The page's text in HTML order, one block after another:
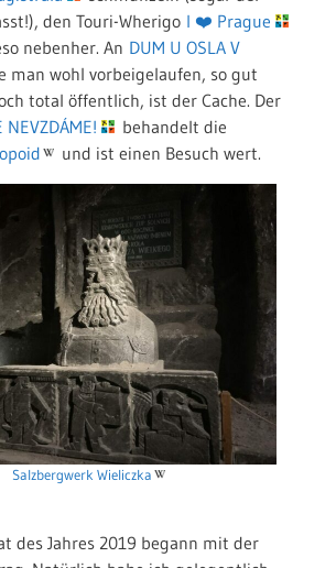
den Touri-Wherigo I ❤️ Prague
nebenher. An DUM U OSLA V
man wohl vorbeigelaufen, so gut
total öffentlich, ist der Cache. Der
NEVZDÁME!
behandelt die
und ist einen Besuch wert.
Salzbergwerk Wieliczka
des Jahres 2019 begann mit der